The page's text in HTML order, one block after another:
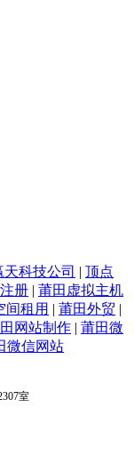
科技公司 | 顶点
册 | 莆田虚拟主机
间租用 | 莆田外贸 |
网站制作 | 莆田微
微信网站
室